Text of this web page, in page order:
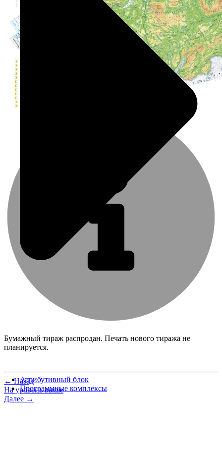
Атрибутивный блок
Программные комплексы
Бумажный тираж распродан. Печать нового тиража не
планируется.
← Назад
На уровень выше
Далее →